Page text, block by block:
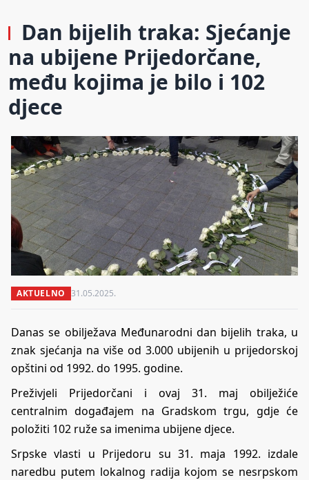
Dan bijelih traka: Sjećanje
na ubijene Prijedorčane,
među kojima je bilo i 102
djece
AKTUELNO 31.05.2025.
Danas se obilježava Međunarodni dan bijelih traka, u
znak sjećanja na više od 3.000 ubijenih u prijedorskoj
opštini od 1992. do 1995. godine.
Preživjeli Prijedorčani i ovaj 31. maj obilježiće
centralnim događajem na Gradskom trgu, gdje će
položiti 102 ruže sa imenima ubijene djece.
Srpske vlasti u Prijedoru su 31. maja 1992. izdale
naredbu putem lokalnog radija kojom se nesrpskom